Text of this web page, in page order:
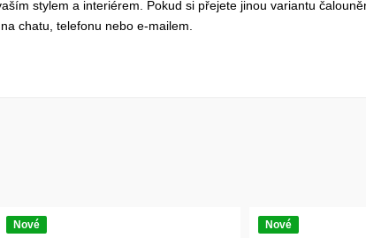
stylem a interiérem. Pokud si přejete jinou variantu
chatu, telefonu nebo e-mailem.
Nové Nové